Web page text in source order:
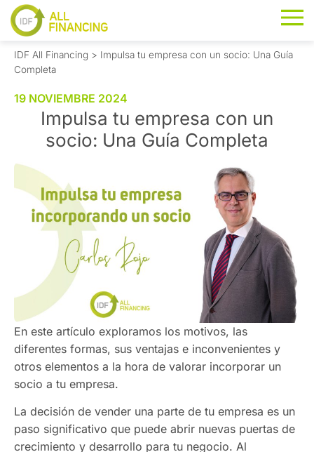
IDF All Financing > Impulsa tu empresa con un socio: Una Guía
Completa
19 NOVIEMBRE 2024
Impulsa tu empresa con un
socio: Una Guía Completa
En este artículo exploramos los motivos, las
diferentes formas, sus ventajas e inconvenientes y
otros elementos a la hora de valorar incorporar un
socio a tu empresa.
La decisión de vender una parte de tu empresa es un
paso significativo que puede abrir nuevas puertas de
crecimiento y desarrollo para tu negocio. Al